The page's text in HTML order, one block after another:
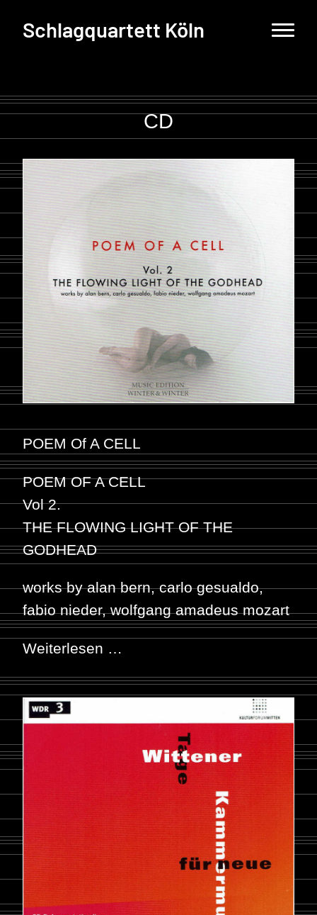
Schlagquartett Köln
CD
POEM Of A CELL
POEM OF A CELL
Vol 2.
THE FLOWING LIGHT OF THE
GODHEAD
works by alan bern, carlo gesualdo,
fabio nieder, wolfgang amadeus mozart
Weiterlesen …